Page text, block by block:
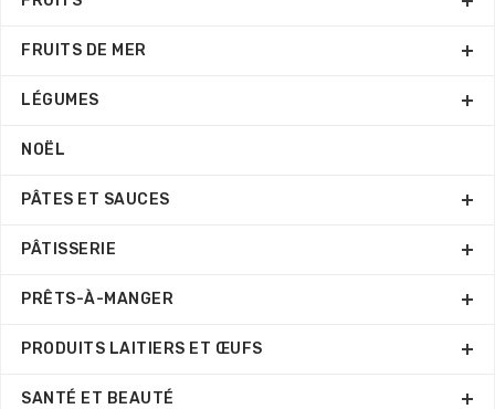
FRUITS DE MER
LÉGUMES
NOËL
PÂTES ET SAUCES
PÂTISSERIE
PRÊTS-À-MANGER
PRODUITS LAITIERS ET ŒUFS
SANTÉ ET BEAUTÉ